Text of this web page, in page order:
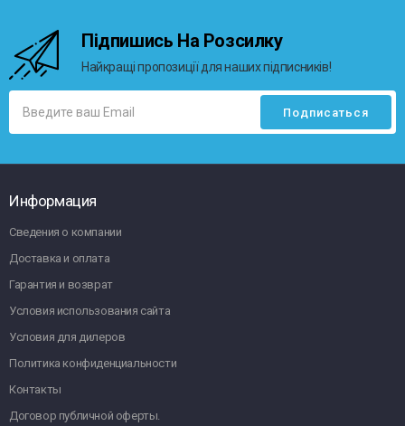
Підпишись На Розсилку
Найкращі пропозиції для наших підписників!
Информация
Сведения о компании
Доставка и оплата
Гарантия и возврат
Условия использования сайта
Условия для дилеров
Политика конфиденциальности
Контакты
Договор публичной оферты.